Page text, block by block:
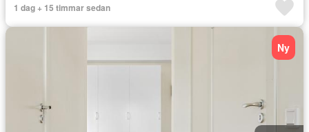
1 dag + 15 timmar sedan
Ny